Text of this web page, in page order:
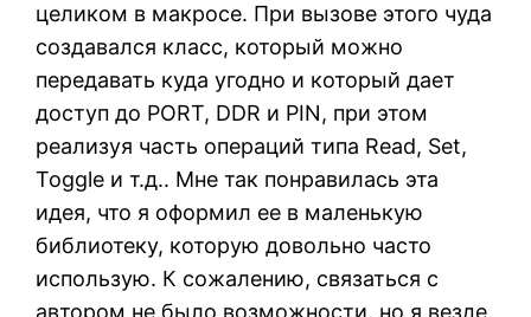
целиком в макросе. При вызове этого чуда
создавался класс, который можно
передавать куда угодно и который дает
доступ до PORT, DDR и PIN, при этом
реализуя часть операций типа Read, Set,
Toggle и т.д.. Мне так понравилась эта
идея, что я оформил ее в маленькую
библиотеку, которую довольно часто
использую. К сожалению, связаться с
автором не было возможности, но я везде